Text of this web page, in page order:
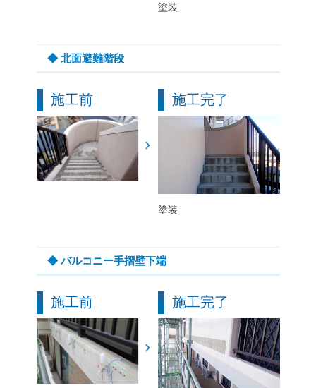
塗装
◆ 北面避難階段
施工前 施工完了
塗装
◆ バルコニー手摺壁下端
施工前 施工完了